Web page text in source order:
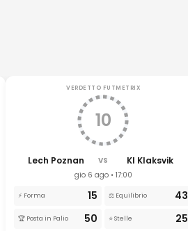
VERDETTO FUTMETRIX
10
Lech Poznan VS KI Klaksvik
gio 6 ago • 17:00
⚡ Forma 15 ⚖️ Equilibrio 43
🏆 Posta in Palio 50 ⭐ Stelle 25